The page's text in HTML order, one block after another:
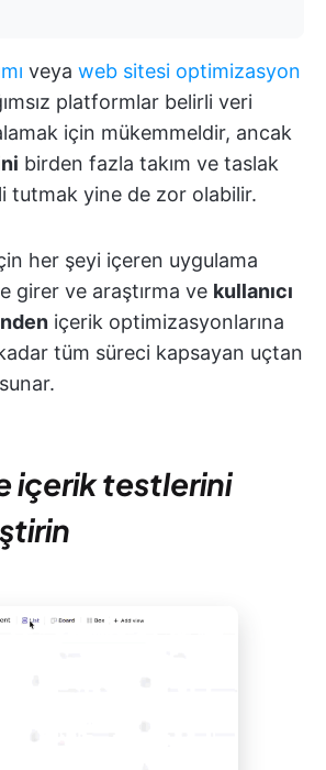
veya web sitesi optimizasyon
platformlar belirli veri
için mükemmeldir, ancak
birden fazla takım ve taslak
tutmak yine de zor olabilir.
her şeyi içeren uygulama
girer ve araştırma ve kullanıcı
içerik optimizasyonlarına
tüm süreci kapsayan uçtan
içerik testlerini